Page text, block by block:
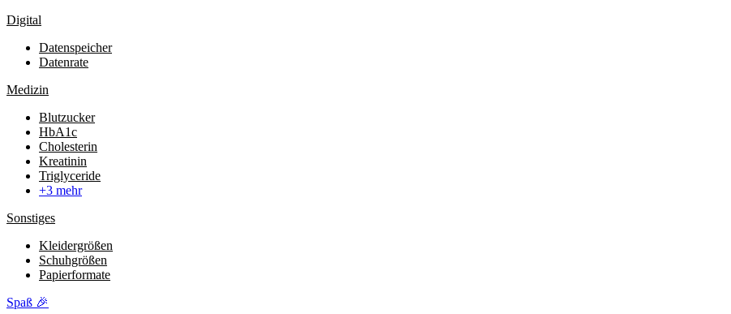
Digital
Datenspeicher
Datenrate
Medizin
Blutzucker
HbA1c
Cholesterin
Kreatinin
Triglyceride
+3 mehr
Sonstiges
Kleidergrößen
Schuhgrößen
Papierformate
Spaß 🎉